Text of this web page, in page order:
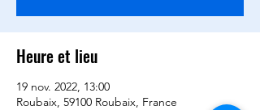
Heure et lieu
19 nov. 2022, 13:00
Roubaix, 59100 Roubaix, France